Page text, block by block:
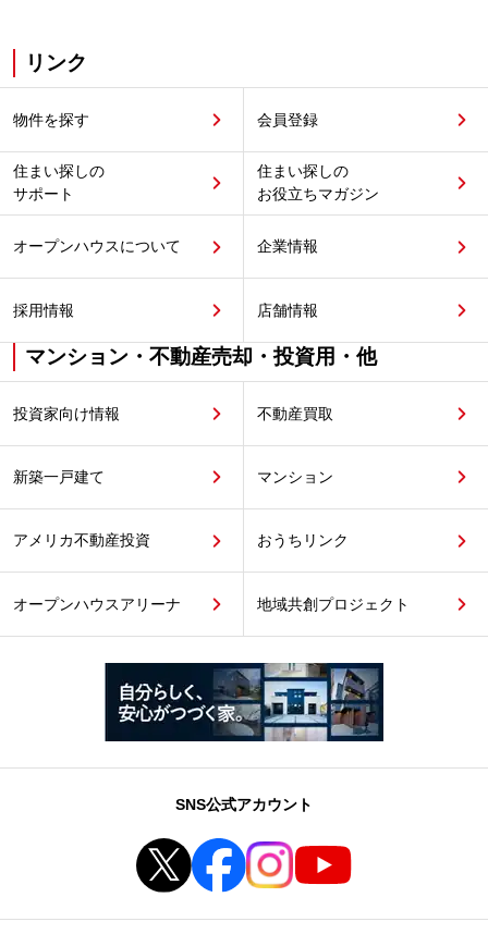
リンク
物件を探す 会員登録
住まい探しの
サポート
住まい探しの
お役立ちマガジン
オープンハウスについて 企業情報
採用情報 店舗情報
マンション・不動産売却・投資用・他
投資家向け情報 不動産買取
新築一戸建て マンション
アメリカ不動産投資 おうちリンク
オープンハウスアリーナ 地域共創プロジェクト
SNS公式アカウント